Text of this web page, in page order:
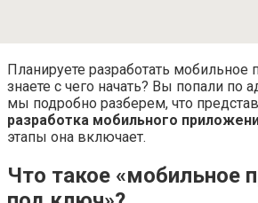
Планируете разработать мобильное
знаете с чего начать? Вы попали по
мы подробно разберем, что
разработка мобильного
этапы она включает.
Что такое «мобильное